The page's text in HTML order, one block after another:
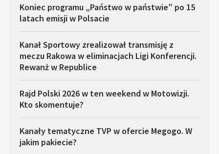
Koniec programu „Państwo w państwie” po 15
latach emisji w Polsacie
Kanał Sportowy zrealizował transmisję z
meczu Rakowa w eliminacjach Ligi Konferencji.
Rewanż w Republice
Rajd Polski 2026 w ten weekend w Motowizji.
Kto skomentuje?
Kanały tematyczne TVP w ofercie Megogo. W
jakim pakiecie?